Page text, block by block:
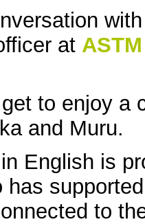
at
to enjoy a
and Muru.
English is
has
to